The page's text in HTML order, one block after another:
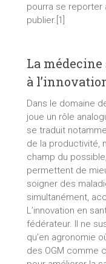
pourra se reporter
publier.[1]
La médecine
à
Dans le domaine
joue un rôle
se traduit
de la productivité,
champ du
permettent de
soigner des
simultanément,
L’innovation en
fédérateur. Il ne
qu’en agronomie
des OGM comme